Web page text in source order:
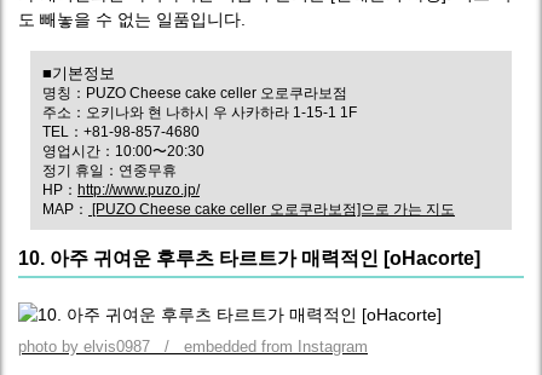
도 빼놓을 수 없는 일품입니다.
■기본정보
명칭：PUZO Cheese cake celler 오로쿠라보점
주소：오키나와 현 나하시 우 사카하라 1-15-1 1F
TEL：+81-98-857-4680
영업시간：10:00〜20:30
정기 휴일：연중무휴
HP： http://www.puzo.jp/
MAP：
[PUZO Cheese cake celler 오로쿠라보점]으로 가는 지도
10. 아주 귀여운 후루츠 타르트가 매력적인 [oHacorte]
photo by elvis0987 / embedded from Instagram